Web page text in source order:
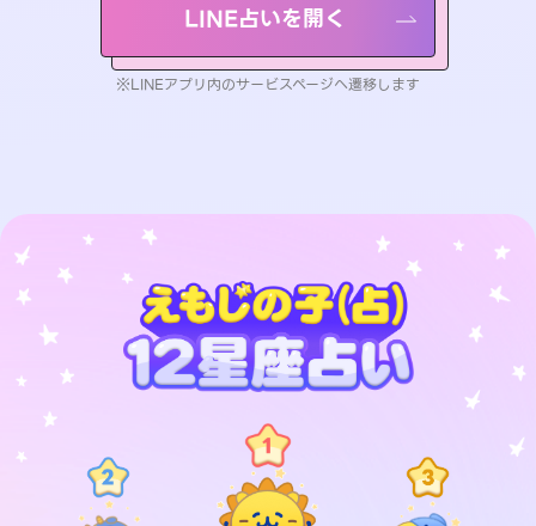
LINE占いを開く
※LINEアプリ内のサービスページへ遷移します